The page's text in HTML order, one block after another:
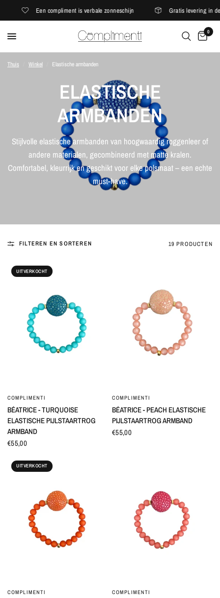
Een compliment is verbale zonneschijn Gratis levering in de
0
Thuis Winkel Elastische armbanden
ELASTISCHE
ARMBANDEN
Stijlvolle elastische armbanden van hoogwaardig roggenleer of
andere materialen, gecombineerd met matte kralen.
Comfortabel, kleurrijk en geschikt voor elke polsmaat – een echte
must-have.
FILTEREN EN SORTEREN 19 PRODUCTEN
UITVERKOCHT
SNEL BEKIJKEN
COMPLIMENTI
BÉATRICE - TURQUOISE
ELASTISCHE PIJLSTAARTROG
ARMBAND
€55,00
SNEL BEKIJKEN
COMPLIMENTI
BÉATRICE - PEACH ELASTISCHE
PIJLSTAARTROG ARMBAND
€55,00
UITVERKOCHT
SNEL BEKIJKEN
COMPLIMENTI SNEL BEKIJKEN
COMPLIMENTI